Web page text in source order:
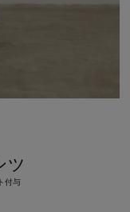
ツ
付与